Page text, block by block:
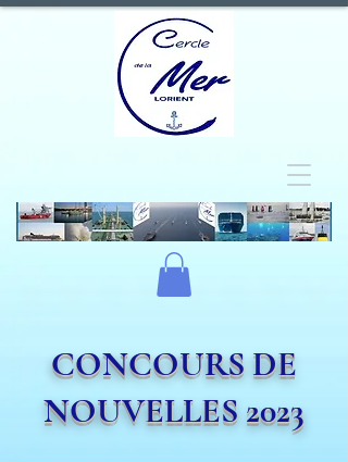
CONCOURS DE
NOUVELLES 2023